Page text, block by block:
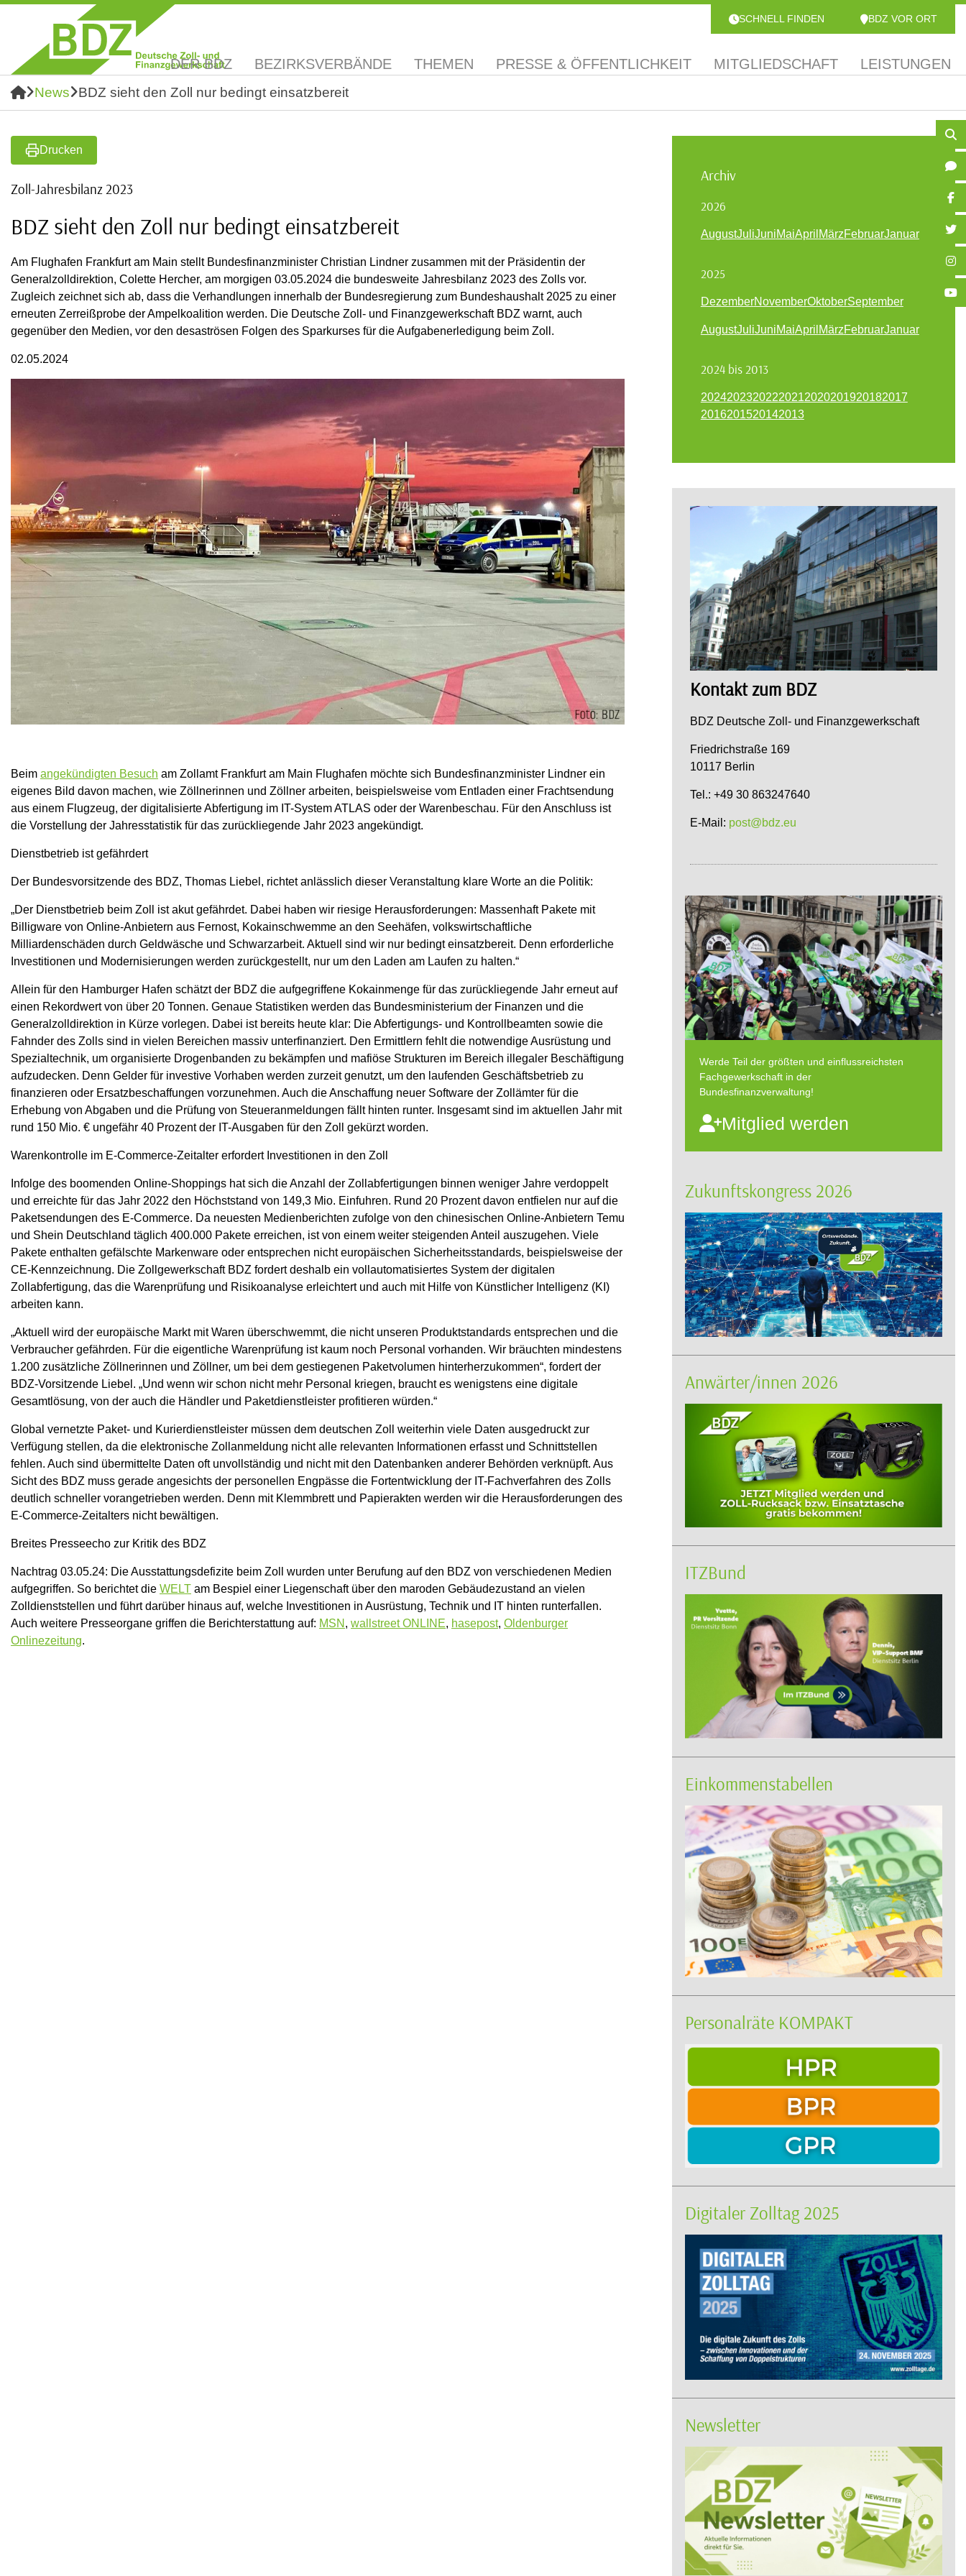
SCHNELL FINDEN BDZ VOR ORT
DER BDZ BEZIRKSVERBÄNDE THEMEN PRESSE & ÖFFENTLICHKEIT MITGLIEDSCHAFT LEISTUNGEN
News BDZ sieht den Zoll nur bedingt einsatzbereit
Drucken
Zoll-Jahresbilanz 2023
BDZ sieht den Zoll nur bedingt einsatzbereit
Am Flughafen Frankfurt am Main stellt Bundesfinanzminister Christian Lindner zusammen mit der Präsidentin der
Generalzolldirektion, Colette Hercher, am morgigen 03.05.2024 die bundesweite Jahresbilanz 2023 des Zolls vor.
Zugleich zeichnet sich ab, dass die Verhandlungen innerhalb der Bundesregierung zum Bundeshaushalt 2025 zu einer
erneuten Zerreißprobe der Ampelkoalition werden. Die Deutsche Zoll- und Finanzgewerkschaft BDZ warnt, auch
gegenüber den Medien, vor den desaströsen Folgen des Sparkurses für die Aufgabenerledigung beim Zoll.
02.05.2024
Beim angekündigten Besuch am Zollamt Frankfurt am Main Flughafen möchte sich Bundesfinanzminister Lindner ein
eigenes Bild davon machen, wie Zöllnerinnen und Zöllner arbeiten, beispielsweise vom Entladen einer Frachtsendung
aus einem Flugzeug, der digitalisierte Abfertigung im IT-System ATLAS oder der Warenbeschau. Für den Anschluss ist
die Vorstellung der Jahresstatistik für das zurückliegende Jahr 2023 angekündigt.
Dienstbetrieb ist gefährdert
Der Bundesvorsitzende des BDZ, Thomas Liebel, richtet anlässlich dieser Veranstaltung klare Worte an die Politik:
„Der Dienstbetrieb beim Zoll ist akut gefährdet. Dabei haben wir riesige Herausforderungen: Massenhaft Pakete mit
Billigware von Online-Anbietern aus Fernost, Kokainschwemme an den Seehäfen, volkswirtschaftliche
Milliardenschäden durch Geldwäsche und Schwarzarbeit. Aktuell sind wir nur bedingt einsatzbereit. Denn erforderliche
Investitionen und Modernisierungen werden zurückgestellt, nur um den Laden am Laufen zu halten.“
Allein für den Hamburger Hafen schätzt der BDZ die aufgegriffene Kokainmenge für das zurückliegende Jahr erneut auf
einen Rekordwert von über 20 Tonnen. Genaue Statistiken werden das Bundesministerium der Finanzen und die
Generalzolldirektion in Kürze vorlegen. Dabei ist bereits heute klar: Die Abfertigungs- und Kontrollbeamten sowie die
Fahnder des Zolls sind in vielen Bereichen massiv unterfinanziert. Den Ermittlern fehlt die notwendige Ausrüstung und
Spezialtechnik, um organisierte Drogenbanden zu bekämpfen und mafiöse Strukturen im Bereich illegaler Beschäftigung
aufzudecken. Denn Gelder für investive Vorhaben werden zurzeit genutzt, um den laufenden Geschäftsbetrieb zu
finanzieren oder Ersatzbeschaffungen vorzunehmen. Auch die Anschaffung neuer Software der Zollämter für die
Erhebung von Abgaben und die Prüfung von Steueranmeldungen fällt hinten runter. Insgesamt sind im aktuellen Jahr mit
rund 150 Mio. € ungefähr 40 Prozent der IT-Ausgaben für den Zoll gekürzt worden.
Warenkontrolle im E-Commerce-Zeitalter erfordert Investitionen in den Zoll
Infolge des boomenden Online-Shoppings hat sich die Anzahl der Zollabfertigungen binnen weniger Jahre verdoppelt
und erreichte für das Jahr 2022 den Höchststand von 149,3 Mio. Einfuhren. Rund 20 Prozent davon entfielen nur auf die
Paketsendungen des E-Commerce. Da neuesten Medienberichten zufolge von den chinesischen Online-Anbietern Temu
und Shein Deutschland täglich 400.000 Pakete erreichen, ist von einem weiter steigenden Anteil auszugehen. Viele
Pakete enthalten gefälschte Markenware oder entsprechen nicht europäischen Sicherheitsstandards, beispielsweise der
CE-Kennzeichnung. Die Zollgewerkschaft BDZ fordert deshalb ein vollautomatisiertes System der digitalen
Zollabfertigung, das die Warenprüfung und Risikoanalyse erleichtert und auch mit Hilfe von Künstlicher Intelligenz (KI)
arbeiten kann.
„Aktuell wird der europäische Markt mit Waren überschwemmt, die nicht unseren Produktstandards entsprechen und die
Verbraucher gefährden. Für die eigentliche Warenprüfung ist kaum noch Personal vorhanden. Wir bräuchten mindestens
1.200 zusätzliche Zöllnerinnen und Zöllner, um bei dem gestiegenen Paketvolumen hinterherzukommen“, fordert der
BDZ-Vorsitzende Liebel. „Und wenn wir schon nicht mehr Personal kriegen, braucht es wenigstens eine digitale
Gesamtlösung, von der auch die Händler und Paketdienstleister profitieren würden.“
Global vernetzte Paket- und Kurierdienstleister müssen dem deutschen Zoll weiterhin viele Daten ausgedruckt zur
Verfügung stellen, da die elektronische Zollanmeldung nicht alle relevanten Informationen erfasst und Schnittstellen
fehlen. Auch sind übermittelte Daten oft unvollständig und nicht mit den Datenbanken anderer Behörden verknüpft. Aus
Sicht des BDZ muss gerade angesichts der personellen Engpässe die Fortentwicklung der IT-Fachverfahren des Zolls
deutlich schneller vorangetrieben werden. Denn mit Klemmbrett und Papierakten werden wir die Herausforderungen des
E-Commerce-Zeitalters nicht bewältigen.
Breites Presseecho zur Kritik des BDZ
Nachtrag 03.05.24: Die Ausstattungsdefizite beim Zoll wurden unter Berufung auf den BDZ von verschiedenen Medien
aufgegriffen. So berichtet die WELT am Bespiel einer Liegenschaft über den maroden Gebäudezustand an vielen
Zolldienststellen und führt darüber hinaus auf, welche Investitionen in Ausrüstung, Technik und IT hinten runterfallen.
Auch weitere Presseorgane griffen die Berichterstattung auf: MSN , wallstreet ONLINE, hasepost, Oldenburger
Onlinezeitung.
Archiv
2026
AugustJuliJuniMaiApril MärzFebruarJanuar
2025
DezemberNovemberOktoberSeptember
AugustJuliJuniMaiApril MärzFebruarJanuar
2024 bis 2013
20242023202220212020201920182017
2016201520142013
Kontakt zum BDZ
BDZ Deutsche Zoll- und Finanzgewerkschaft
Friedrichstraße 169
10117 Berlin
Tel.: +49 30 863247640
E-Mail: post@bdz.eu
Werde Teil der größten und einflussreichsten
Fachgewerkschaft in der
Bundesfinanzverwaltung!
Mitglied werden
Zukunftskongress 2026
Anwärter/innen 2026
ITZBund
Einkommenstabellen
Personalräte KOMPAKT
Digitaler Zolltag 2025
Newsletter